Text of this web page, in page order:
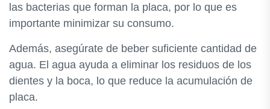
las bacterias que forman la placa, por lo que es
importante minimizar su consumo.
Además, asegúrate de beber suficiente cantidad de
agua. El agua ayuda a eliminar los residuos de los
dientes y la boca, lo que reduce la acumulación de
placa.